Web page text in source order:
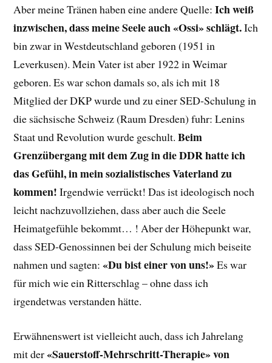
Aber meine Tränen haben eine andere Quelle:Ich weiß
inzwischen, dass meine Seele auch «Ossi» schlägt.Ich
bin zwar in Westdeutschland geboren (1951 in
Leverkusen). Mein Vater ist aber 1922 in Weimar
geboren. Es war schon damals so, als ich mit 18
Mitglied der DKP wurde und zu einer SED-Schulung in
die sächsische Schweiz (Raum Dresden) fuhr: Lenins
Staat und Revolution wurde geschult.Beim
Grenzübergang mit dem Zug in die DDR hatte ich
das Gefühl, in mein sozialistisches Vaterland zu
kommen! Irgendwie verrückt! Das ist ideologisch noch
leicht nachzuvollziehen, dass aber auch die Seele
Heimatgefühle bekommt… ! Aber der Höhepunkt war,
dass SED-Genossinnen bei der Schulung mich beiseite
nahmen und sagten:«Du bist einer von uns!»Es war
für mich wie ein Ritterschlag – ohne dass ich
irgendetwas verstanden hätte.
Erwähnenswert ist vielleicht auch, dass ich Jahrelang
mit der«Sauerstoff-Mehrschritt-Therapie» von